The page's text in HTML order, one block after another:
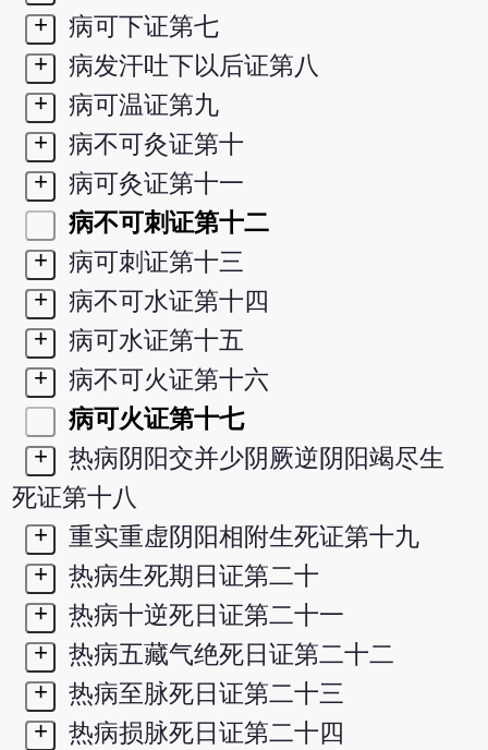
+
病可下证第七
+
病发汗吐下以后证第八
+
病可温证第九
+
病不可灸证第十
+
病可灸证第十一
病不可刺证第十二
+
病可刺证第十三
+
病不可水证第十四
+
病可水证第十五
+
病不可火证第十六
病可火证第十七
+
热病阴阳交并少阴厥逆阴阳竭尽生
死证第十八
+
重实重虚阴阳相附生死证第十九
+
热病生死期日证第二十
+
热病十逆死日证第二十一
+
热病五藏气绝死日证第二十二
+
热病至脉死日证第二十三
+
热病损脉死日证第二十四